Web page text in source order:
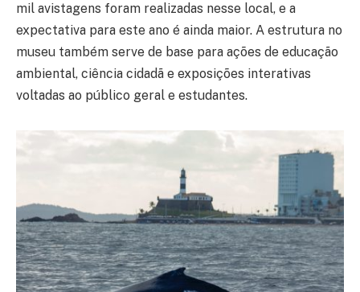
mil avistagens foram realizadas nesse local, e a
expectativa para este ano é ainda maior. A estrutura no
museu também serve de base para ações de educação
ambiental, ciência cidadã e exposições interativas
voltadas ao público geral e estudantes.